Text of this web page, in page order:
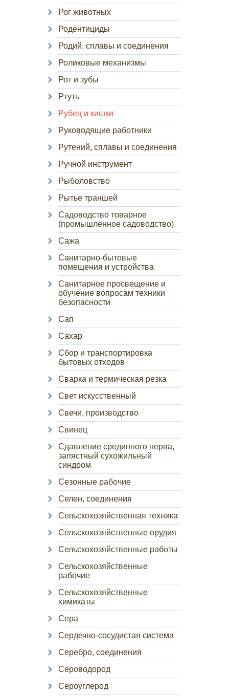
Рог животных
Родентициды
Родий, сплавы и соединения
Роликовые механизмы
Рот и зубы
Ртуть
Рубец и кишки
Руководящие работники
Рутений, сплавы и соединения
Ручной инструмент
Рыболовство
Рытье траншей
Садоводство товарное
(промышленное садоводство)
Сажа
Санитарно-бытовые
помещения и устройства
Санитарное просвещение и
обучение вопросам техники
безопасности
Сап
Сахар
Сбор и транспортировка
бытовых отходов
Сварка и термическая резка
Свет искусственный
Свечи, производство
Свинец
Сдавление срединного нерва,
запястный сухожильный
синдром
Сезонные рабочие
Селен, соединения
Сельскохозяйственная техника
Сельскохозяйственные орудия
Сельскохозяйственные работы
Сельскохозяйственные
рабочие
Сельскохозяйственные
химикаты
Сера
Сердечно-сосудистая система
Серебро, соединения
Сероводород
Сероуглерод